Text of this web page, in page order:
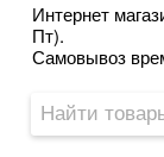
Интернет
Пт).
Самовывоз